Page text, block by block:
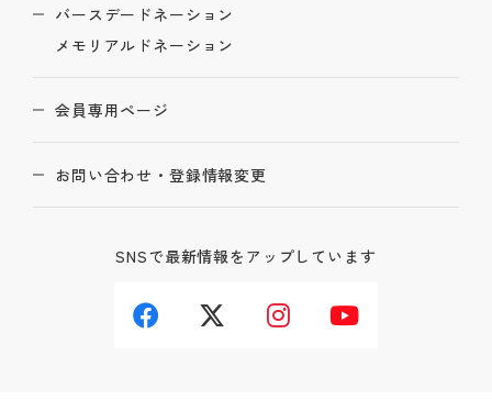
バースデードネーション
メモリアルドネーション
会員専用ページ
お問い合わせ・登録情報変更
SNSで最新情報をアップしています